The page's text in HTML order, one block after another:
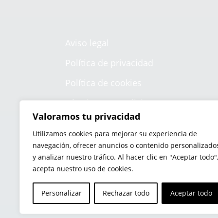
Valoramos tu privacidad
Utilizamos cookies para mejorar su experiencia de
navegación, ofrecer anuncios o contenido
y analizar nuestro tráfico. Al hacer clic en "Aceptar todo",
acepta nuestro uso de cookies.
Personalizar Rechazar todo Aceptar todo
Aviso legal
Política de privacidad
Política de cookies
Términos y condiciones
Envío y devoluciones
testy.